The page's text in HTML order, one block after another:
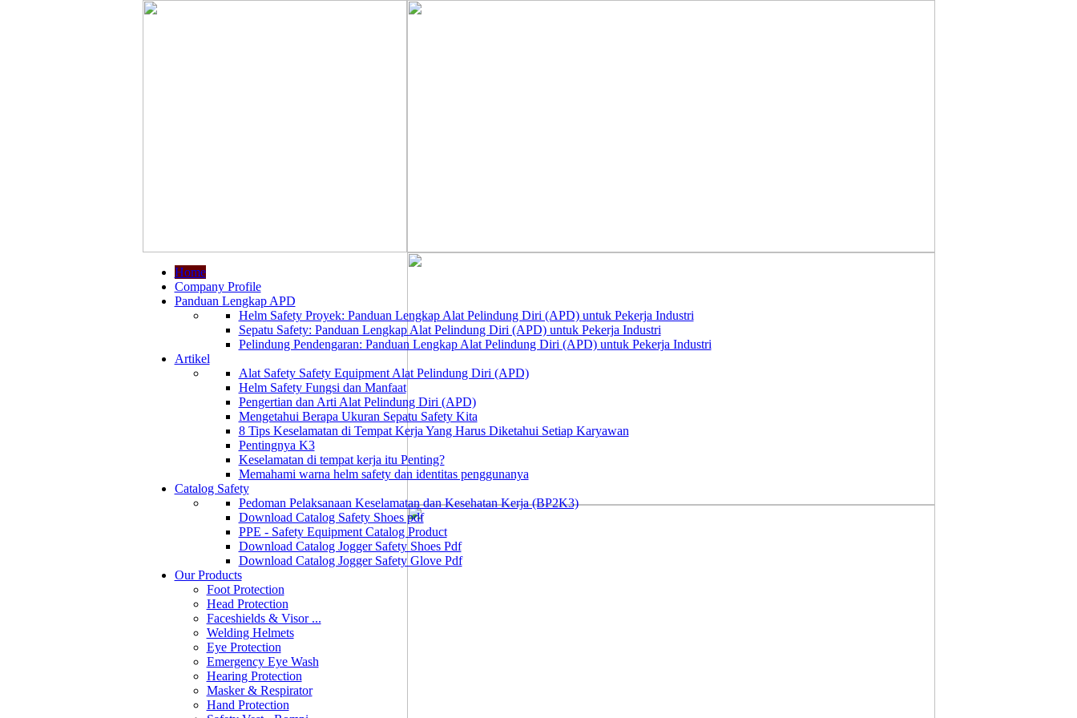
Home
Company Profile
Panduan Lengkap APD
Helm Safety Proyek: Panduan Lengkap Alat Pelindung Diri (APD) untuk Pekerja Industri
Sepatu Safety: Panduan Lengkap Alat Pelindung Diri (APD) untuk Pekerja Industri
Pelindung Pendengaran: Panduan Lengkap Alat Pelindung Diri (APD) untuk Pekerja Industri
Artikel
Alat Safety Safety Equipment Alat Pelindung Diri (APD)
Helm Safety Fungsi dan Manfaat
Pengertian dan Arti Alat Pelindung Diri (APD)
Mengetahui Berapa Ukuran Sepatu Safety Kita
8 Tips Keselamatan di Tempat Kerja Yang Harus Diketahui Setiap Karyawan
Pentingnya K3
Keselamatan di tempat kerja itu Penting?
Memahami warna helm safety dan identitas penggunanya
Catalog Safety
Pedoman Pelaksanaan Keselamatan dan Kesehatan Kerja (BP2K3)
Download Catalog Safety Shoes pdf
PPE - Safety Equipment Catalog Product
Download Catalog Jogger Safety Shoes Pdf
Download Catalog Jogger Safety Glove Pdf
Our Products
Foot Protection
Head Protection
Faceshields & Visor ...
Welding Helmets
Eye Protection
Emergency Eye Wash
Hearing Protection
Masker & Respirator
Hand Protection